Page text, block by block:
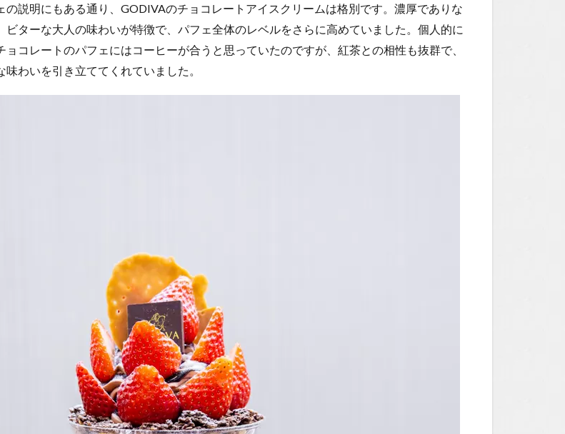
の説明にもある通り、GODIVAのチョコレートアイスクリームは格別です。濃厚でありな
ビターな大人の味わいが特徴で、パフェ全体のレベルをさらに高めていました。個人的に
ョコレートのパフェにはコーヒーが合うと思っていたのですが、紅茶との相性も抜群で、
味わいを引き立ててくれていました。